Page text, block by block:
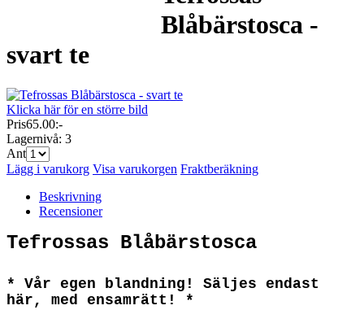
Blåbärstosca -
svart te
Klicka här för en större bild
Pris65.00:-
Lagernivå: 3
Ant
Lägg i varukorg Visa varukorgen Fraktberäkning
Beskrivning
Recensioner
Tefrossas Blåbärstosca
* Vår egen blandning! Säljes endast
här, med ensamrätt! *